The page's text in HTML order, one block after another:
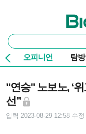
바이
통
합
검
색
오피니언 탐방
"연승" 노보노, ‘
선”
입력 2023-08-29 12:58 수정